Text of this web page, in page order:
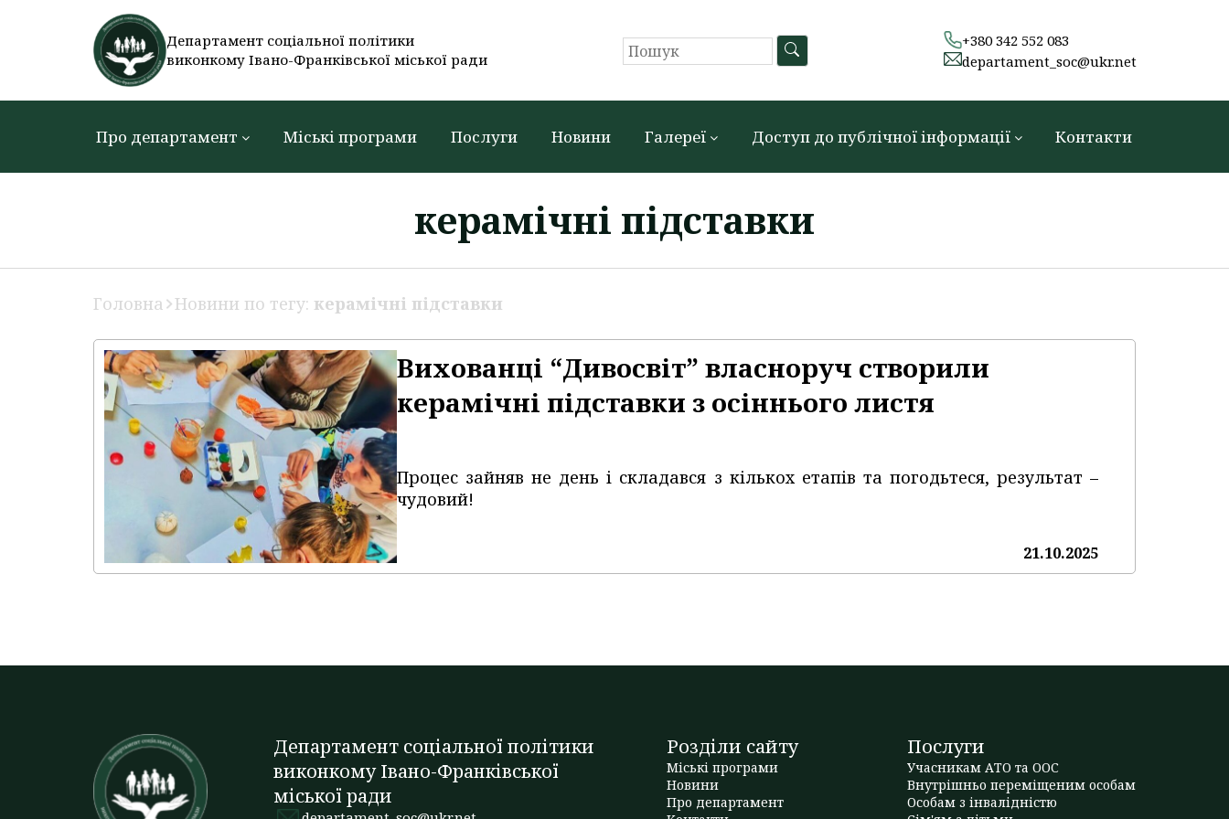
Департамент соціальної політики
виконкому Івано-Франківської міської ради
+380 342 552 083
departament_soc@ukr.net
Про департамент Міські програми Послуги Новини Галереї Доступ до публічної інформації Контакти
керамічні підставки
Головна Новини по тегу: керамічні підставки
Вихованці “Дивосвіт” власноруч створили
керамічні підставки з осіннього листя
Процес зайняв не день і складався з кількох етапів та погодьтеся, результат –
чудовий!
21.10.2025
Департамент соціальної політики
виконкому Івано-Франківської
міської ради
Розділи сайту
Міські програми
Новини
Про департамент
Послуги
Учасникам АТО та ООС
Внутрішньо переміщеним особам
Особам з інвалідністю